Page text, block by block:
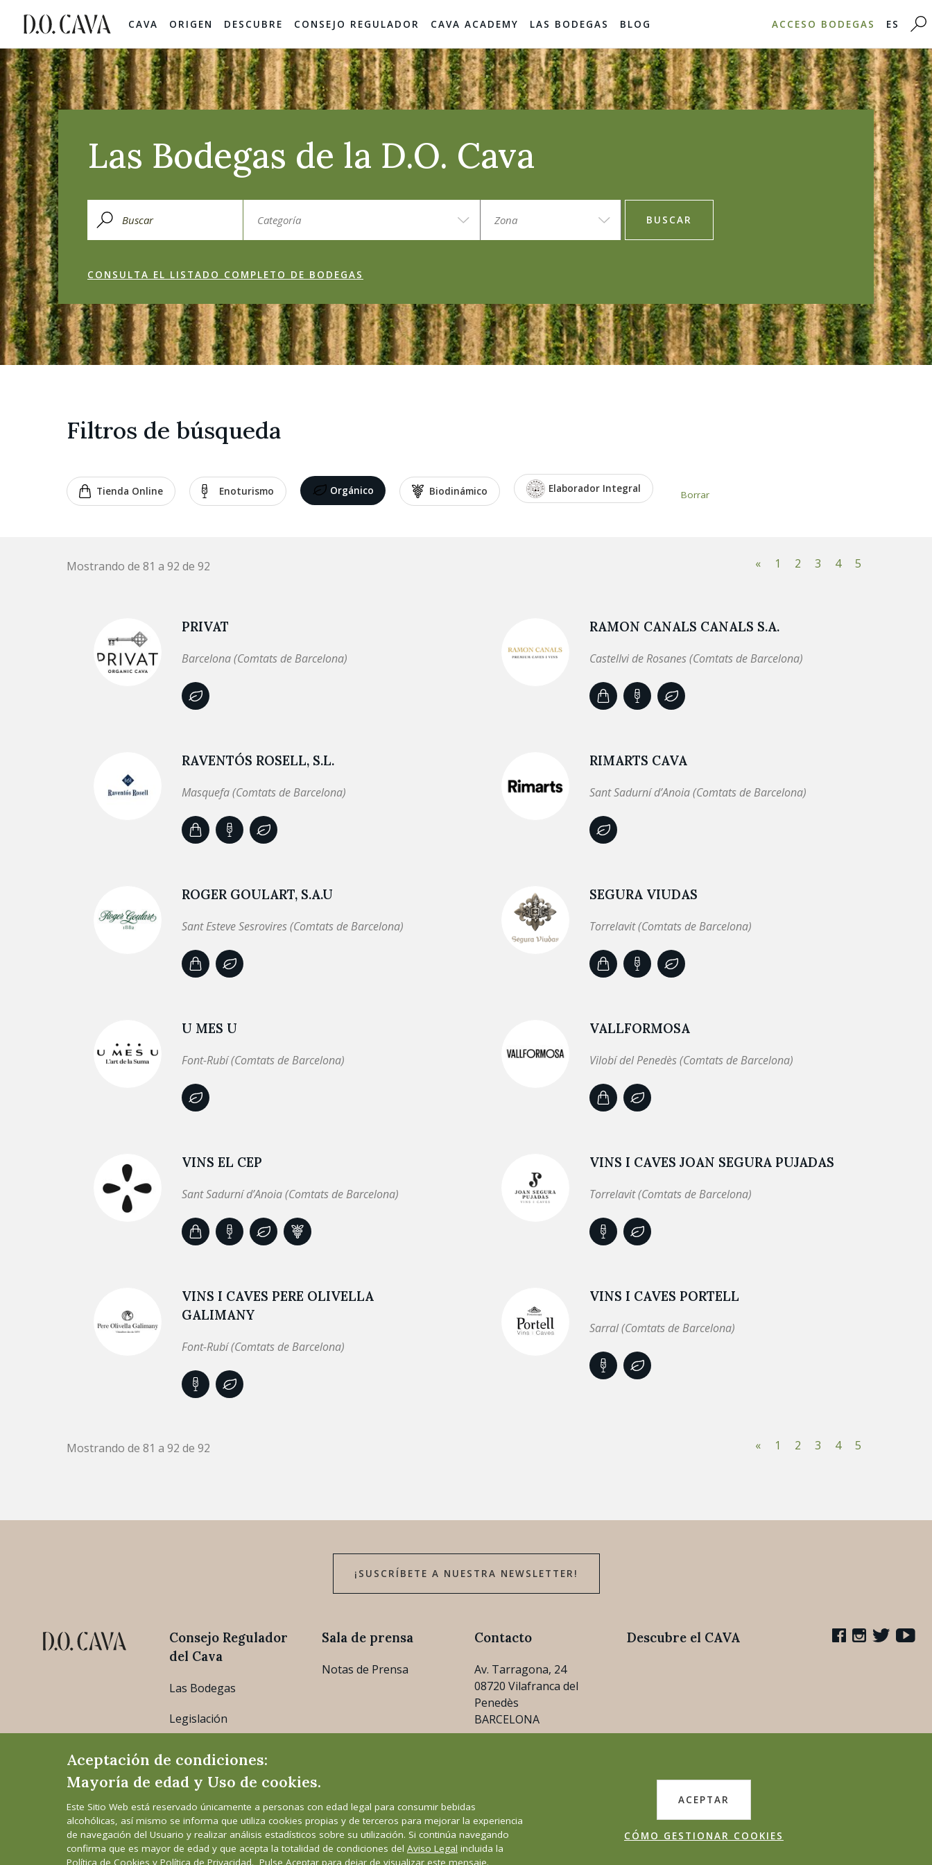
CAVA ORIGEN DESCUBRE CONSEJO REGULADOR CAVA ACADEMY LAS BODEGAS BLOG ACCESO BODEGAS ES
Las Bodegas de la D.O. Cava
BUSCAR
CONSULTA EL LISTADO COMPLETO DE BODEGAS
Filtros de búsqueda
Tienda Online Enoturismo Orgánico Biodinámico Elaborador Integral Borrar
Mostrando de 81 a 92 de 92 « 1 2 3 4 5
PRIVAT
Barcelona (Comtats de Barcelona)
RAMON CANALS CANALS S.A.
Castellvi de Rosanes (Comtats de Barcelona)
RAVENTÓS ROSELL, S.L.
Masquefa (Comtats de Barcelona)
RIMARTS CAVA
Sant Sadurní d’Anoia (Comtats de Barcelona)
ROGER GOULART, S.A.U
Sant Esteve Sesrovires (Comtats de Barcelona)
SEGURA VIUDAS
Torrelavit (Comtats de Barcelona)
U MES U
Font-Rubí (Comtats de Barcelona)
VALLFORMOSA
Vilobí del Penedès (Comtats de Barcelona)
VINS EL CEP
Sant Sadurní d’Anoia (Comtats de Barcelona)
VINS I CAVES JOAN SEGURA PUJADAS
Torrelavit (Comtats de Barcelona)
VINS I CAVES PERE OLIVELLA
GALIMANY
Font-Rubí (Comtats de Barcelona)
VINS I CAVES PORTELL
Sarral (Comtats de Barcelona)
Mostrando de 81 a 92 de 92 « 1 2 3 4 5
¡SUSCRÍBETE A NUESTRA NEWSLETTER!
Consejo Regulador
del Cava
Las Bodegas
Legislación
Sala de prensa
Notas de Prensa
Contacto
Av. Tarragona, 24
08720 Vilafranca del
Penedès
BARCELONA
Descubre el CAVA
Aviso Legal Política de cookies Política de privacidad Canal de informante
Aceptación de condiciones:
Mayoría de edad y Uso de cookies.
Este Sitio Web está reservado únicamente a personas con edad legal para consumir bebidas
alcohólicas, así mismo se informa que utiliza cookies propias y de terceros para mejorar la experiencia
de navegación del Usuario y realizar análisis estadísticos sobre su utilización. Si continúa navegando
confirma que es mayor de edad y que acepta la totalidad de condiciones del Aviso Legal incluida la
Política de Cookies y Política de Privacidad. Pulse Aceptar para dejar de visualizar este mensaje.
ACEPTAR
CÓMO GESTIONAR COOKIES